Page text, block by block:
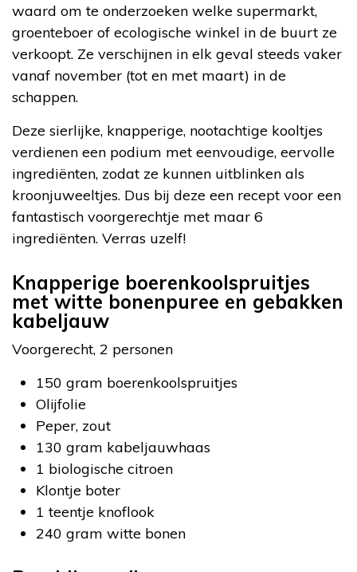
waard om te onderzoeken welke supermarkt,
groenteboer of ecologische winkel in de buurt ze
verkoopt. Ze verschijnen in elk geval steeds vaker
vanaf november (tot en met maart) in de
schappen.
Deze sierlijke, knapperige, nootachtige kooltjes
verdienen een podium met eenvoudige, eervolle
ingrediënten, zodat ze kunnen uitblinken als
kroonjuweeltjes. Dus bij deze een recept voor een
fantastisch voorgerechtje met maar 6
ingrediënten. Verras uzelf!
Knapperige boerenkoolspruitjes
met witte bonenpuree en gebakken
kabeljauw
Voorgerecht, 2 personen
150 gram boerenkoolspruitjes
Olijfolie
Peper, zout
130 gram kabeljauwhaas
1 biologische citroen
Klontje boter
1 teentje knoflook
240 gram witte bonen